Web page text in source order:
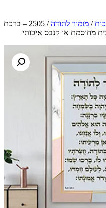
/ מזמור לתודה
/ 2505 – ברכת
מחוסמת או קנבס איכותי